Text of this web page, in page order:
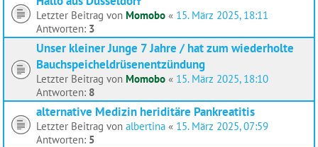
Letzter Beitrag von Momobo « 15. März 2025, 18:11
Antworten: 3
Unser kleiner Junge 7 Jahre / hat zum wiederholte
Bauchspeicheldrüsenentzündung
Letzter Beitrag von Momobo « 15. März 2025, 18:10
Antworten: 8
alternative Medizin heriditäre Pankreatitis
Letzter Beitrag von albertina « 15. März 2025, 07:59
Antworten: 5